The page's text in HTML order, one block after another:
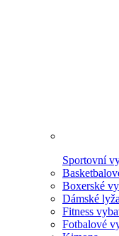
Sportovní
Boxerské
Dámské
Fitness
Fotbalové